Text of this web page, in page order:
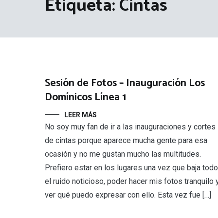
Sesión de Fotos – Inauguración Los
Domínicos Línea 1
LEER MÁS
No soy muy fan de ir a las inauguraciones y cortes
de cintas porque aparece mucha gente para esa
ocasión y no me gustan mucho las multitudes.
Prefiero estar en los lugares una vez que baja todo
el ruido noticioso, poder hacer mis fotos tranquilo
ver qué puedo expresar con ello. Esta vez fue […]